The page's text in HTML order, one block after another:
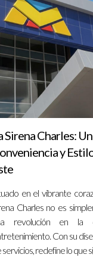
y la
que han
positivos y a un
La atención a la
fundamentadas
Sirena Charles:
y
en el vibrante
Charles no es
revolución en la
Con su
servicios, redefine lo que